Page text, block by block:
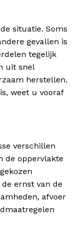
situatie. Soms
gevallen is
tegelijk
uit snel
herstellen.
weet u vooraf
verschillen
de oppervlakte
ernst van de
afvoer